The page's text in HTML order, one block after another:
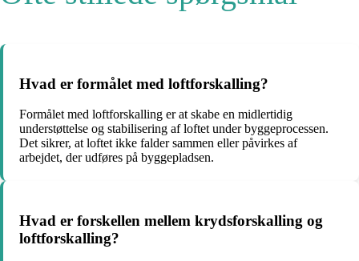
Hvad er formålet med loftforskalling?
Formålet med loftforskalling er at skabe en midlertidig
understøttelse og stabilisering af loftet under byggeprocessen.
Det sikrer, at loftet ikke falder sammen eller påvirkes af
arbejdet, der udføres på byggepladsen.
Hvad er forskellen mellem krydsforskalling og
loftforskalling?